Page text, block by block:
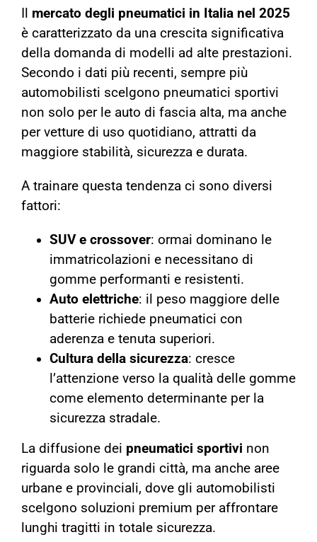
mercato degli pneumatici in Italia nel 2025
è caratterizzato da una crescita significativa
della domanda di modelli ad alte prestazioni.
Secondo i dati più recenti, sempre più
automobilisti scelgono pneumatici sportivi
non solo per le auto di fascia alta, ma anche
per vetture di uso quotidiano, attratti da
maggiore stabilità, sicurezza e durata.
A trainare questa tendenza ci sono diversi
fattori:
SUV e crossover: ormai dominano le
immatricolazioni e necessitano di
gomme performanti e resistenti.
Auto elettriche: il peso maggiore delle
batterie richiede pneumatici con
aderenza e tenuta superiori.
Cultura della sicurezza: cresce
l’attenzione verso la qualità delle gomme
come elemento determinante per la
sicurezza stradale.
La diffusione dei pneumatici sportivi non
riguarda solo le grandi città, ma anche aree
urbane e provinciali, dove gli automobilisti
scelgono soluzioni premium per affrontare
lunghi tragitti in totale sicurezza.